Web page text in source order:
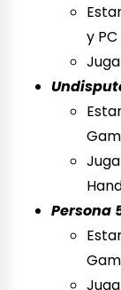
y
Persona